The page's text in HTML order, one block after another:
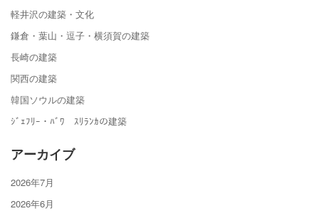
軽井沢の建築・文化
鎌倉・葉山・逗子・横須賀の建築
長崎の建築
関西の建築
韓国ソウルの建築
ｼﾞｪﾌﾘｰ・ﾊﾞﾜ ｽﾘﾗﾝｶの建築
アーカイブ
2026年7月
2026年6月